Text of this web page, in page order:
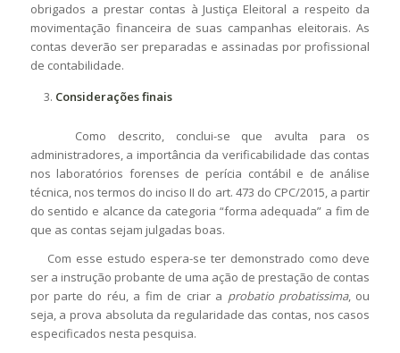
obrigados a prestar contas à Justiça Eleitoral a respeito da
movimentação financeira de suas campanhas eleitorais. As
contas deverão ser preparadas e assinadas por profissional
de contabilidade.
Considerações finais
Como descrito, conclui-se que avulta para os
administradores, a importância da verificabilidade das contas
nos laboratórios forenses de perícia contábil e de análise
técnica, nos termos do inciso II do art. 473 do CPC/2015, a partir
do sentido e alcance da categoria “forma adequada” a fim de
que as contas sejam julgadas boas.
Com esse estudo espera-se ter demonstrado como deve
ser a instrução probante de uma ação de prestação de contas
por parte do réu, a fim de criar a probatio probatissima, ou
seja, a prova absoluta da regularidade das contas, nos casos
especificados nesta pesquisa.